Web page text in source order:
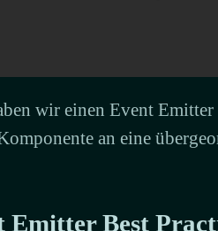
wir einen Event
an eine
Emitter Best